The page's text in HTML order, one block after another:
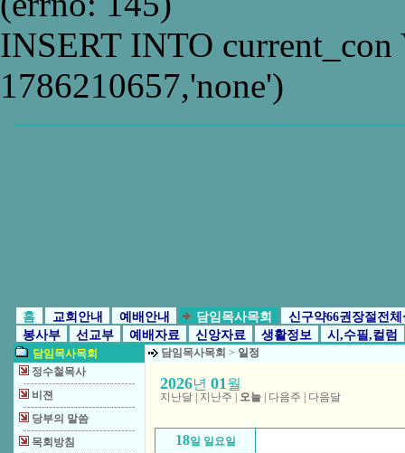
INSERT INTO
1786210657,'none')
홈 교회안내 예배안내 담임목사목회
신구약66권장절전
봉사부
선교부 예배자료 신앙자료 생활정보 시,수필,컬럼
담임목사목회
정수철목사
비젼
당부의 말씀
목회방침
담임목사목회 > 일정
2026년 01월
지난달 지난주 오늘 다음주 다음달
18일 일요일